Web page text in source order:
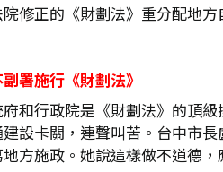
院修正的《財劃法》重分配地
署施行《財劃法》
和行政院是《財劃法》的頂
設卡關，連聲叫苦。台中市
方施政。她說這樣做不道德